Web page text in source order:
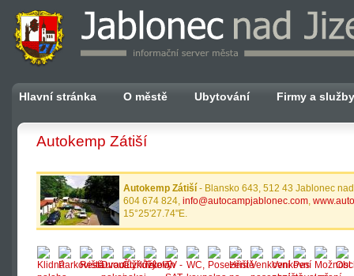
Hlavní stránka O městě Ubytování Firmy a služby
Autokemp Zátiší
Autokemp Zátiší - Blansko 643, 512 43 Jablonec
604 674 824, info@autocampjablonec.com,
15°25'27.74"E.